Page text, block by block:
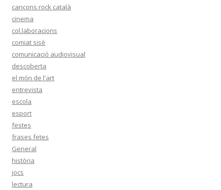
cançons rock català
cinema
col.laboracions
comiat sisè
comunicació audiovisual
descoberta
el món de l'art
entrevista
escola
esport
festes
frases fetes
General
història
jocs
lectura